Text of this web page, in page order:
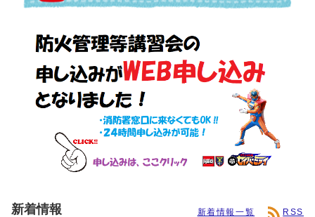
新着情報 新着情報一覧 RSS